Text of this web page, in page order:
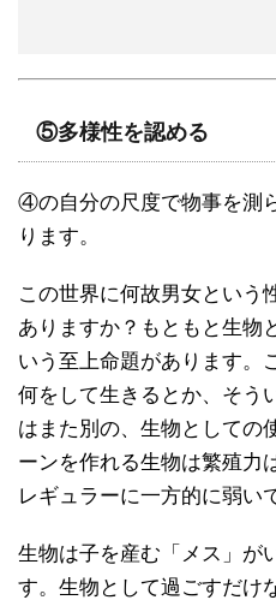
⑤多様性を認める
④の自分の尺度で物事を測
ります。
この世界に何故男女という
ありますか？もともと生物
いう至上命題があります。
何をして生きるとか、そう
はまた別の、生物としての
ーンを作れる生物は繁殖力
レギュラーに一方的に弱い
生物は子を産む「メス」が
す。生物として過ごすだけ